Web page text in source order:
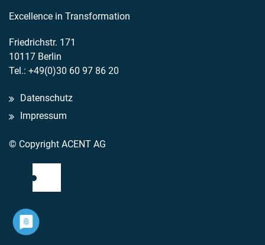
Excellence in Transformation
Friedrichstr. 171
10117 Berlin
Tel.: +49(0)30 60 97 86 20
Datenschutz
Impressum
© Copyright ACENT AG